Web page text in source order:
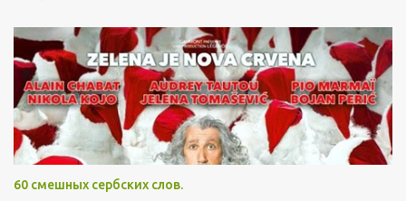
т
а
р
и
60 смешных сербских слов.